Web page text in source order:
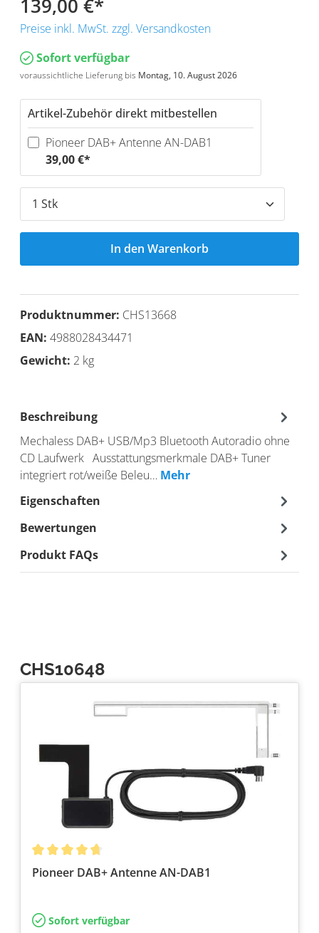
139,00 €*
Preise inkl. MwSt. zzgl. Versandkosten
Sofort verfügbar
voraussichtliche Lieferung bis Montag, 10. August 2026
Artikel-Zubehör direkt mitbestellen
Pioneer DAB+ Antenne AN-DAB1
39,00 €*
In den Warenkorb
Produktnummer: CHS13668
EAN: 4988028434471
Gewicht: 2 kg
Beschreibung
Mechaless DAB+ USB/Mp3 Bluetooth Autoradio ohne
CD Laufwerk Ausstattungsmerkmale DAB+ Tuner
integriert rot/weiße Beleu… Mehr
Eigenschaften
Bewertungen
Produkt FAQs
CHS10648
Pioneer DAB+ Antenne AN-DAB1
Sofort verfügbar